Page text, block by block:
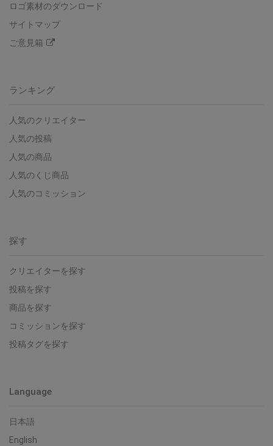
ロゴ素材のダウンロード
サイトマップ
ご意見箱
ランキング
人気のクリエイター
人気の投稿
人気の商品
人気のくじ商品
人気のコミッション
探す
クリエイターを探す
投稿を探す
商品を探す
コミッションを探す
投稿タグを探す
Language
日本語
English